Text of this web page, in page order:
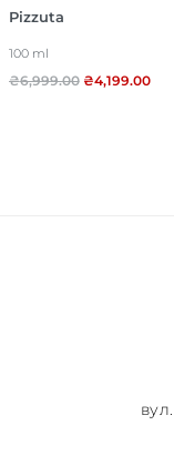
Pizzuta
100 ml
₴6,999.00 ₴4,199.00